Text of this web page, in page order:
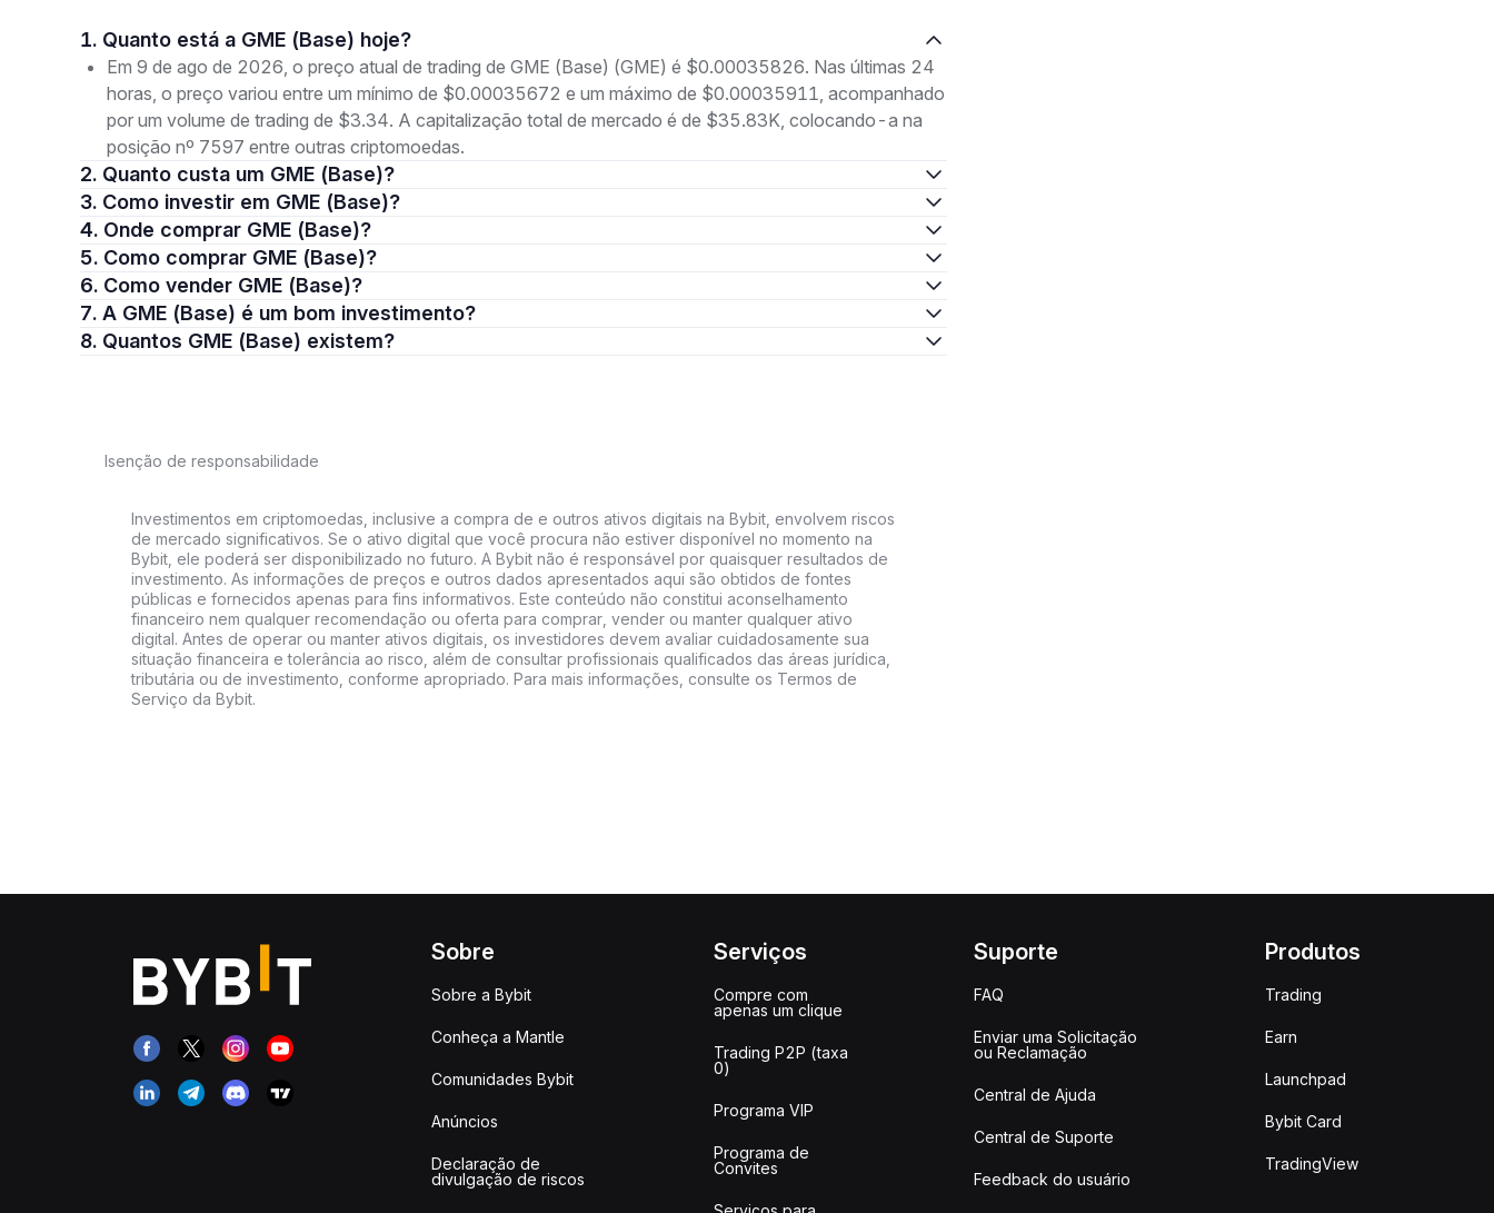
1. Quanto está a GME (Base) hoje?
Em 9 de ago de 2026, o preço atual de trading de GME (Base) (GME) é $0.00035826. Nas últimas 24
horas, o preço variou entre um mínimo de $0.00035672 e um máximo de $0.00035911, acompanhado
por um volume de trading de $3.34. A capitalização total de mercado é de $35.83K, colocando-a na
posição nº 7597 entre outras criptomoedas.
2. Quanto custa um GME (Base)?
3. Como investir em GME (Base)?
4. Onde comprar GME (Base)?
5. Como comprar GME (Base)?
6. Como vender GME (Base)?
7. A GME (Base) é um bom investimento?
8. Quantos GME (Base) existem?
Isenção de responsabilidade
Investimentos em criptomoedas, inclusive a compra de e outros ativos digitais na Bybit, envolvem riscos
de mercado significativos. Se o ativo digital que você procura não estiver disponível no momento na
Bybit, ele poderá ser disponibilizado no futuro. A Bybit não é responsável por quaisquer resultados de
investimento. As informações de preços e outros dados apresentados aqui são obtidos de fontes
públicas e fornecidos apenas para fins informativos. Este conteúdo não constitui aconselhamento
financeiro nem qualquer recomendação ou oferta para comprar, vender ou manter qualquer ativo
digital. Antes de operar ou manter ativos digitais, os investidores devem avaliar cuidadosamente sua
situação financeira e tolerância ao risco, além de consultar profissionais qualificados das áreas jurídica,
tributária ou de investimento, conforme apropriado. Para mais informações, consulte os Termos de
Serviço da Bybit.
Sobre
Sobre a Bybit
Conheça a Mantle
Comunidades Bybit
Anúncios
Declaração de
divulgação de riscos
Serviços
Compre com
apenas um clique
Trading P2P (taxa
0)
Programa VIP
Programa de
Convites
Suporte
FAQ
Enviar uma Solicitação
ou Reclamação
Central de Ajuda
Central de Suporte
Feedback do usuário
Produtos
Trading
Earn
Launchpad
Bybit Card
TradingView